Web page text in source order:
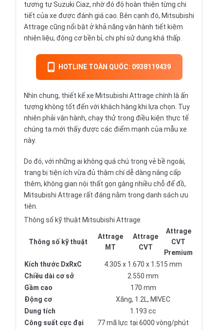
tương tự Suzuki Ciaz, nhờ đó độ hoàn thiện từng chi
tiết của xe được đánh giá cao. Bên cạnh đó, Mitsubishi
Attrage cũng nổi bật ở khả năng vận hành tiết kiệm
nhiên liệu, động cơ bền bỉ, chi phí sử dụng khá thấp.
HOTLINE TOÀN QUỐC: 0938119439
Nhìn chung, thiết kế xe Mitsubishi Attrage chính là ấn
tượng không tốt đến với khách hàng khi lựa chọn. Tuy
nhiên phải vận hành, chạy thử trong điều kiện thực tế
chúng ta mới thấy được các điểm mạnh của mẫu xe
này.
Do đó, với những ai không quá chú trọng vẻ bề ngoài,
trang bị tiện ích vừa đủ thậm chí dễ dàng nâng cấp
thêm, không gian nội thất gọn gàng nhiều chỗ để đồ,
Mitsubishi Attrage rất đáng nằm trong danh sách ưu
tiên.
Thông số kỹ thuật Mitsubishi Attrage
Thông số kỹ thuật
Attrage
MT
Attrage
CVT
Attrage
CVT
Premium
Kích thước DxRxC
4.305 x 1.670 x 1.515 mm
Chiều dài cơ sở
2.550 mm
Gầm cao
170 mm
Động cơ
Xăng, 1.2L, MIVEC
Dung tích
1.193 cc
Công suất cực đại
77 mã lực tại 6000 vòng/phút